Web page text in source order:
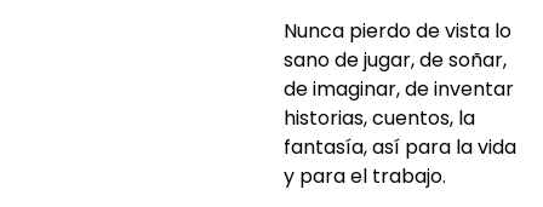
Nunca pierdo de vista lo
sano de jugar, de soñar,
de imaginar, de inventar
historias, cuentos, la
fantasía, así para la vida
y para el trabajo.